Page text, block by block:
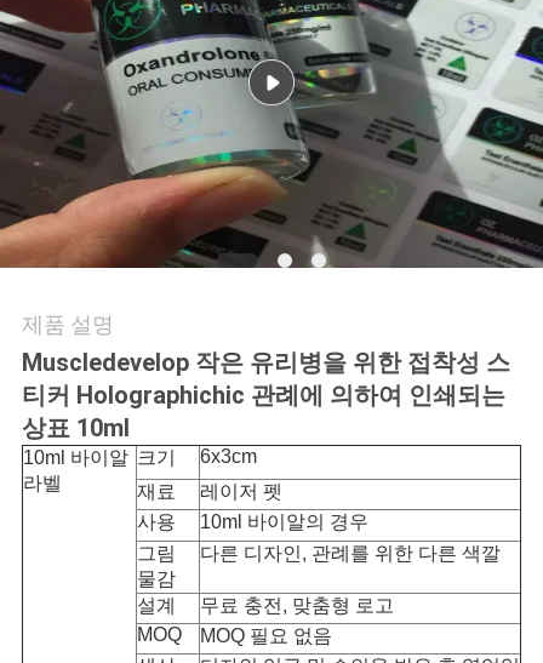
락
주
세
요
뉴
경
우
제품 설명
Muscledevelop 작은 유리병을 위한 접착성 스
티커 Holographichic 관례에 의하여 인쇄되는
상표 10ml
10ml 바이알
라벨
크기
6x3cm
재료
레이저 펫
사용
10ml 바이알의 경우
그림
물감
다른 디자인, 관례를 위한 다른 색깔
설계
무료 충전, 맞춤형 로고
MOQ
MOQ 필요 없음